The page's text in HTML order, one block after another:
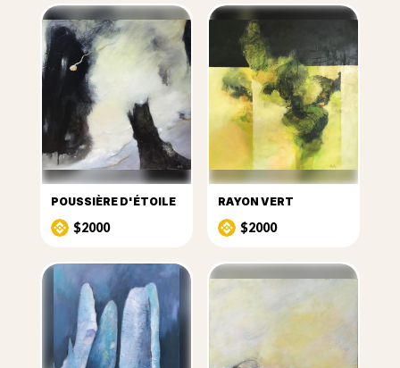
POUSSIÈRE D'ÉTOILE
$2000
RAYON VERT
$2000